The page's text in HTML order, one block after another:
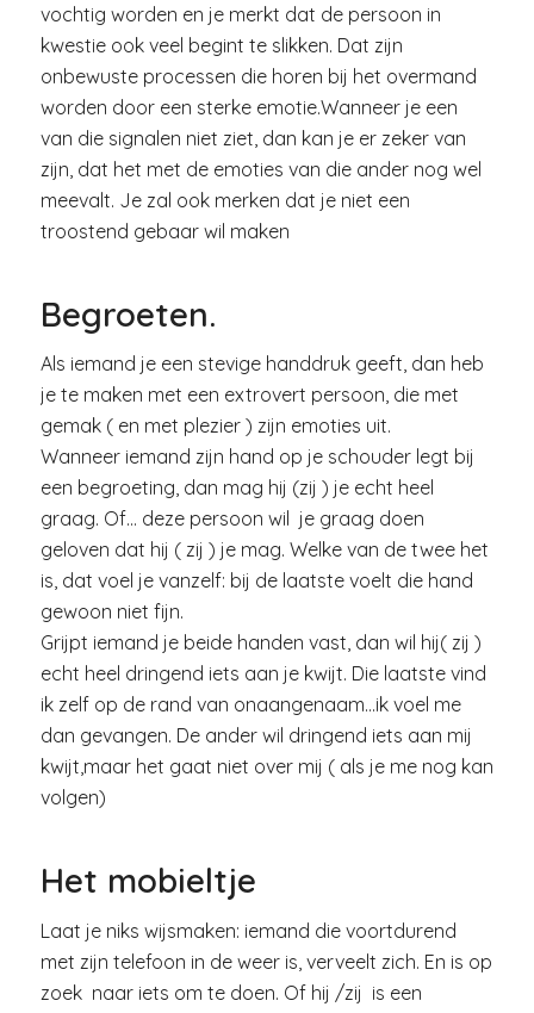
vochtig worden en je merkt dat de persoon in
kwestie ook veel begint te slikken. Dat zijn
onbewuste processen die horen bij het overmand
worden door een sterke emotie.Wanneer je een
van die signalen niet ziet, dan kan je er zeker van
zijn, dat het met de emoties van die ander nog wel
meevalt. Je zal ook merken dat je niet een
troostend gebaar wil maken
Begroeten.
Als iemand je een stevige handdruk geeft, dan heb
je te maken met een extrovert persoon, die met
gemak ( en met plezier ) zijn emoties uit.
Wanneer iemand zijn hand op je schouder legt bij
een begroeting, dan mag hij (zij ) je echt heel
graag. Of… deze persoon wil je graag doen
geloven dat hij ( zij ) je mag. Welke van de twee het
is, dat voel je vanzelf: bij de laatste voelt die hand
gewoon niet fijn.
Grijpt iemand je beide handen vast, dan wil hij( zij )
echt heel dringend iets aan je kwijt. Die laatste vind
ik zelf op de rand van onaangenaam…ik voel me
dan gevangen. De ander wil dringend iets aan mij
kwijt,maar het gaat niet over mij ( als je me nog kan
volgen)
Het mobieltje
Laat je niks wijsmaken: iemand die voortdurend
met zijn telefoon in de weer is, verveelt zich. En is op
zoek naar iets om te doen. Of hij /zij is een